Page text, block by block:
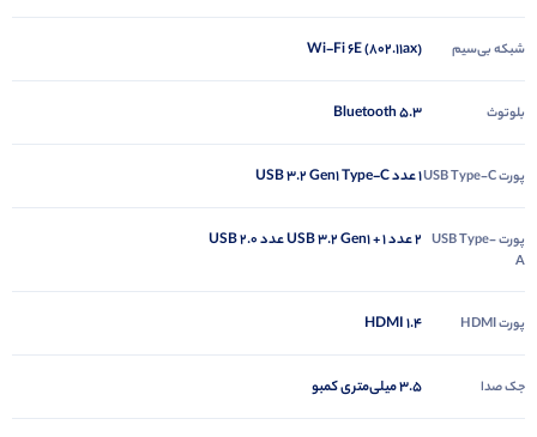
شبکه بی‌سیم Wi-Fi 6E (802.11ax)
بلوتوث Bluetooth 5.3
پورت USB Type-C 1 عدد USB 3.2 Gen1 Type-C
پورت USB Type-
A
2 عدد USB 3.2 Gen1 + 1 عدد USB 2.0
پورت HDMI HDMI 1.4
جک صدا 3.5 میلی‌متری کمبو